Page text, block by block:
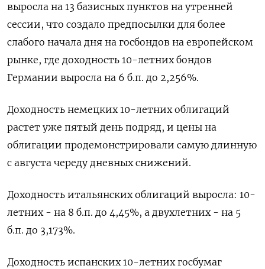
выросла на 13 базисных пунктов на утренней
сессии, что создало предпосылки для более
слабого начала дня на госбондов на европейском
рынке, где доходность 10-летних бондов
Германии выросла на 6 б.п. до 2,256%.
Доходность немецких 10-летних облигаций
растет уже пятый день подряд, и цены на
облигации продемонстрировали самую длинную
с августа череду дневных снижений.
Доходность итальянских облигаций выросла: 10-
летних - на 8 б.п. до 4,45%, а двухлетних - на 5
б.п. до 3,173%.
Доходность испанских 10-летних госбумаг